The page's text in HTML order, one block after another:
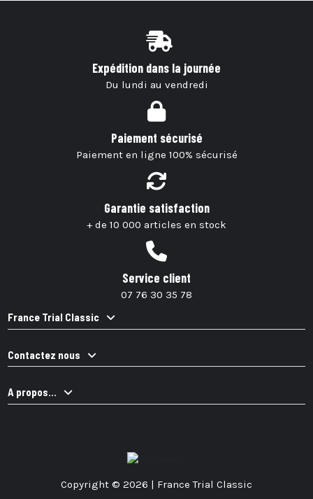
Expédition dans la journée
Du lundi au vendredi
Paiement sécurisé
Paiement en ligne 100% sécurisé
Garantie satisfaction
+ de 10 000 articles en stock
Service client
07 76 30 35 78
France Trial Classic
Contactez nous
A propos...
Copyright © 2026 | France Trial Classic